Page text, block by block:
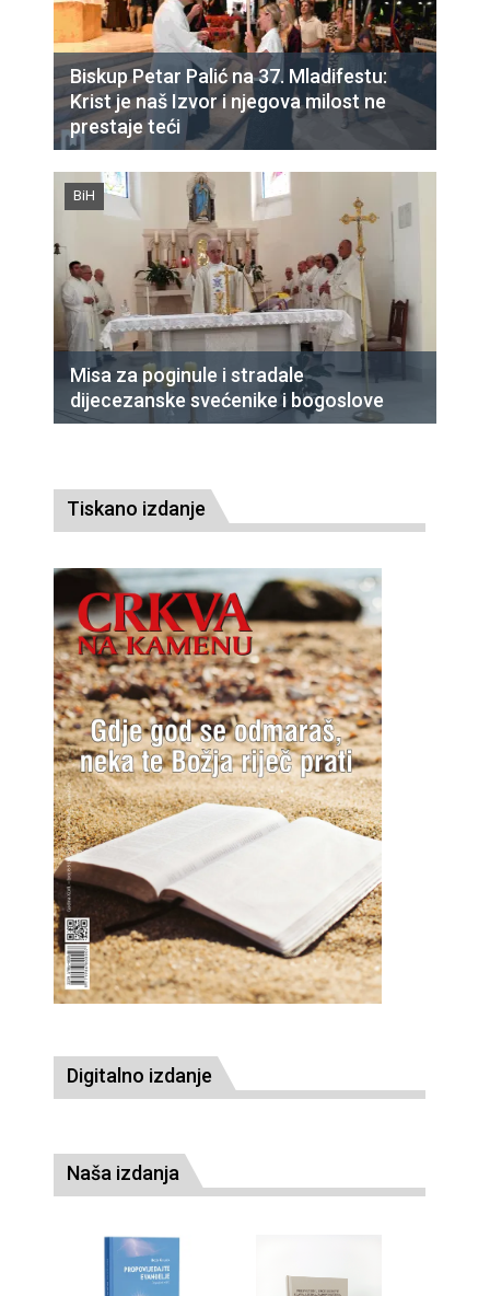
Biskup Petar Palić na 37. Mladifestu:
Krist je naš Izvor i njegova milost ne
prestaje teći
BiH
Misa za poginule i stradale
dijecezanske svećenike i bogoslove
Tiskano izdanje
Digitalno izdanje
Naša izdanja